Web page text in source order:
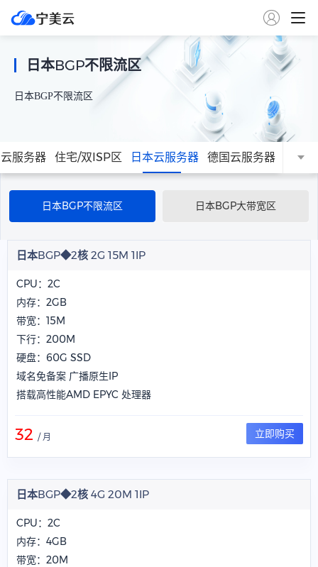

日本BGP不限流区
日本BGP不限流区
服务器 住宅/双ISP区 日本云服务器 德国云服务器 新加
日本BGP不限流区 日本BGP大带宽区
日本BGP◆2核 2G 15M 1IP
CPU：2C
内存：2GB
带宽：15M
下行：200M
硬盘：60G SSD
域名免备案 广播原生IP
搭载高性能AMD EPYC 处理器
32 / 月 立即购买
日本BGP◆2核 4G 20M 1IP
CPU：2C
内存：4GB
带宽：20M